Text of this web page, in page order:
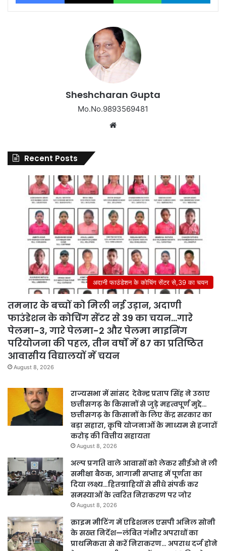
Sheshcharan Gupta
Mo.No.9893569481
Recent Posts
अदानी फाउंडेशन के कोचिंग सेंटर से,39 का चयन
तमनार के बच्चों को मिली नई उड़ान, अदाणी
फाउंडेशन के कोचिंग सेंटर से 39 का चयन…गारे
पेलमा-3, गारे पेलमा-2 और पेलमा माइनिंग
परियोजना की पहल, तीन वर्षों में 87 का प्रतिष्ठित
आवासीय विद्यालयों में चयन
August 8, 2026
राज्यसभा में सांसद देवेन्द्र प्रताप सिंह ने उठाए
छत्तीसगढ़ के किसानों से जुड़े महत्वपूर्ण मुद्दे…
छत्तीसगढ़ के किसानों के लिए केंद्र सरकार का
बड़ा सहारा, कृषि योजनाओं के माध्यम से हजारों
करोड़ की वित्तीय सहायता
August 8, 2026
अल्प प्रगति वाले आवासों को लेकर सीईओ ने ली
समीक्षा बैठक, आगामी सप्ताह में पूर्णता का
दिया लक्ष्य…हितग्राहियों से सीधे संपर्क कर
समस्याओं के त्वरित निराकरण पर जोर
August 8, 2026
क्राइम मीटिंग में एडिशनल एसपी अनिल सोनी
के सख्त निर्देश—लंबित गंभीर अपराधों का
प्राथमिकता से करें निराकरण… अपराध दर्ज होने